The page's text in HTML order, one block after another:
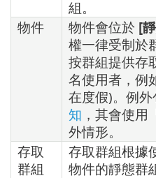
組。
物件
物件會位於 [
權一律受制於
按群組提供存
名使用者，例
在度假)。例
知 ，其會使
外情形。
存取
群組
存取群組根據
物件的靜態群